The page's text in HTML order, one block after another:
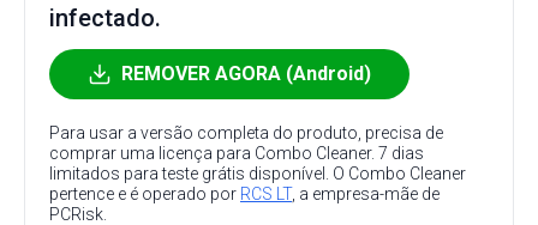
infectado.
REMOVER AGORA (Android)
Para usar a versão completa do produto, precisa de
comprar uma licença para Combo Cleaner. 7 dias
limitados para teste grátis disponível. O Combo Cleaner
pertence e é operado por RCS LT, a empresa-mãe de
PCRisk.